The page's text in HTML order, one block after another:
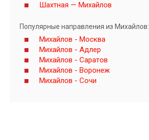
Шахтная — Михайлов
Популярные направления из Михайлов:
Михайлов - Москва
Михайлов - Адлер
Михайлов - Саратов
Михайлов - Воронеж
Михайлов - Сочи